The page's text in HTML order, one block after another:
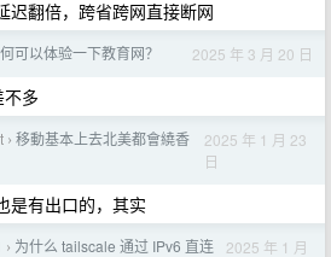
迟翻倍，跨省跨网直接断网
可以体验一下教育网？ 2025 年 3 月 20 日
多
› 移動基本上去北美都會繞香
2025 年 1 月 23
日
是有出口的，其实
› 为什么 tailscale 通过 IPv6 直连
2025 年 1 月